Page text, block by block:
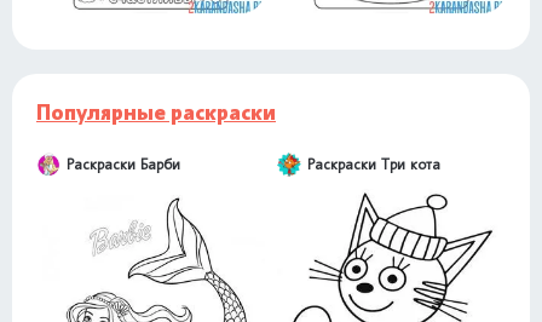
Популярные раскраски
Раскраски Барби Раскраски Три кота